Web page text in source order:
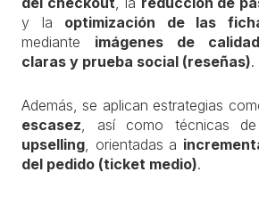
y la optimización de las
mediante imágenes de
claras y prueba social (reseñas).
Además, se aplican estrategias
escasez, así como técnicas de
upselling, orientadas a
del pedido (ticket medio).